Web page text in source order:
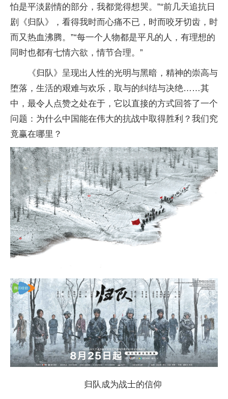
怕是平淡剧情的部分，我都觉得想哭。”“前几天追抗日
剧《归队》，看得我时而心痛不已，时而咬牙切齿，时
而又热血沸腾。”“每一个人物都是平凡的人，有理想的
同时也都有七情六欲，情节合理。”
《归队》呈现出人性的光明与黑暗，精神的崇高与
堕落，生活的艰难与欢乐，取与的纠结与决绝……其
中，最令人点赞之处在于，它以直接的方式回答了一个
问题：为什么中国能在伟大的抗战中取得胜利？我们究
竟赢在哪里？
归队成为战士的信仰